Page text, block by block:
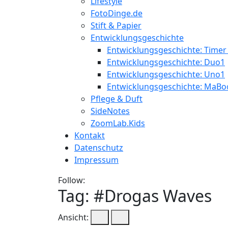
FotoDinge.de
Stift & Papier
Entwicklungsgeschichte
Entwicklungsgeschichte: Timer
Entwicklungsgeschichte: Duo1
Entwicklungsgeschichte: Uno1
Entwicklungsgeschichte:
Pflege & Duft
SideNotes
ZoomLab.Kids
Kontakt
Datenschutz
Impressum
Follow:
Tag: #Drogas Waves
Ansicht: